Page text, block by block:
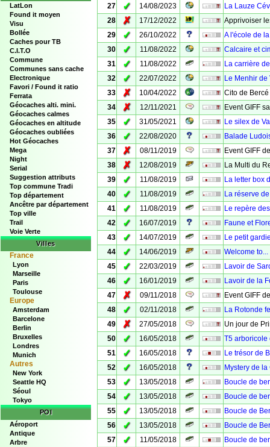
LatLon
Found it moyen
Visu
Bollée
Caches pour TB
C.I.T.O
Commune
Communes sans cache
Electronique
Favori / Found it ratio
Ferrata
Géocaches alti. mini.
Géocaches calmes
Géocaches en altitude
Géocaches oubliées
Hot Géocaches
Mega
Night
Serial
Suggestion attributs
Top commune Tradi
Top département
Ancêtre par département
Top ville
Trail
Voie Verte
Villes
France
Lyon
Marseille
Paris
Toulouse
Europe
Amsterdam
Barcelone
Berlin
Bruxelles
Londres
Munich
Autres
New York
Seattle HQ
Séoul
Tokyo
POI
Aéroport
Antique
Arbre
27
✓ 14/08/2023
La Lauze
28
✗ 17/12/2022
Apprivoiser
29
✓ 26/10/2022
A l'école de
30
✓ 11/08/2022
Calcaire et
31
✓ 11/08/2022
La carrière
32
✓ 22/07/2022
Le Menhir de
33
✗ 10/04/2022
Cito de
34
✗ 12/11/2021
Event GIFF
35
✓ 31/05/2021
Le silex de
36
✓ 22/08/2020
Balade
37
✗ 08/11/2019
Event GIFF
38
✗ 12/08/2019
La Multi du
39
✓ 11/08/2019
La letter box
40
✓ 11/08/2019
La réserve
41
✓ 11/08/2019
Le repère
42
✓ 16/07/2019
Faune et
43
✓ 14/07/2019
Le petit
44
✓ 14/06/2019
Welcome
45
✓ 22/03/2019
Lavoir de
46
✓ 16/01/2019
Lavoir de la
47
✗ 09/11/2018
Event GIFF
48
✓ 02/11/2018
La Rotonde
49
✗ 27/05/2018
Un jour de
50
✓ 16/05/2018
T5 arboricole
51
✓ 16/05/2018
Le trésor de
52
✓ 16/05/2018
Mystery de la
53
✓ 13/05/2018
Boucle de
54
✓ 13/05/2018
Boucle de
55
✓ 13/05/2018
Boucle de
56
✓ 13/05/2018
Boucle de
57
✓ 11/05/2018
Boucle de